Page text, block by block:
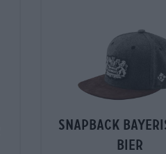
snapback
bier